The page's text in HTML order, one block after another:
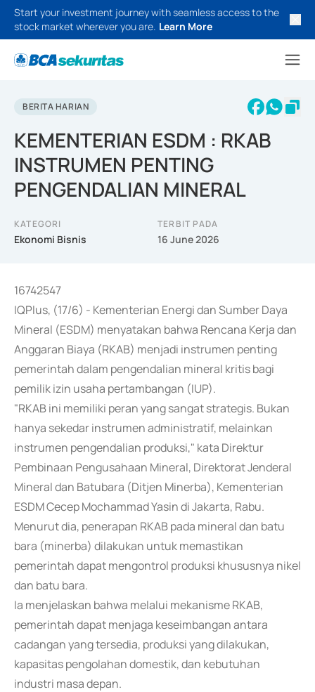
Start your investment journey with seamless access to the
stock market wherever you are. Learn More
BERITA HARIAN
KEMENTERIAN ESDM : RKAB
INSTRUMEN PENTING
PENGENDALIAN MINERAL
KATEGORI
Ekonomi Bisnis
TERBIT PADA
16 June 2026
16742547
IQPlus, (17/6) - Kementerian Energi dan Sumber Daya
Mineral (ESDM) menyatakan bahwa Rencana Kerja dan
Anggaran Biaya (RKAB) menjadi instrumen penting
pemerintah dalam pengendalian mineral kritis bagi
pemilik izin usaha pertambangan (IUP).
"RKAB ini memiliki peran yang sangat strategis. Bukan
hanya sekedar instrumen administratif, melainkan
instrumen pengendalian produksi," kata Direktur
Pembinaan Pengusahaan Mineral, Direktorat Jenderal
Mineral dan Batubara (Ditjen Minerba), Kementerian
ESDM Cecep Mochammad Yasin di Jakarta, Rabu.
Menurut dia, penerapan RKAB pada mineral dan batu
bara (minerba) dilakukan untuk memastikan
pemerintah dapat mengontrol produksi khususnya nikel
dan batu bara.
Ia menjelaskan bahwa melalui mekanisme RKAB,
pemerintah dapat menjaga keseimbangan antara
cadangan yang tersedia, produksi yang dilakukan,
kapasitas pengolahan domestik, dan kebutuhan
industri masa depan.